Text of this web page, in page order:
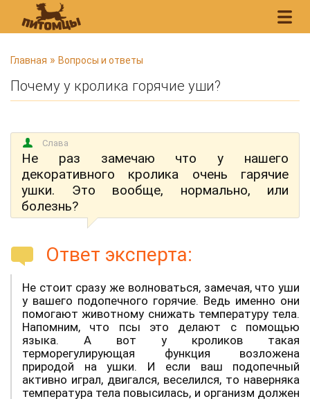
В
ы
з
е
Главная » Вопросы и ответы
Почему у кролика горячие уши?
Слава
Не раз замечаю что у нашего
декоративного кролика очень гарячие
ушки. Это вообще, нормально, или
болезнь?
Ответ эксперта:
Не стоит сразу же волноваться, замечая, что уши
у вашего подопечного горячие. Ведь именно они
помогают животному снижать температуру тела.
Напомним, что псы это делают с помощью
языка. А вот у кроликов такая
терморегулирующая функция возложена
природой на ушки. И если ваш подопечный
активно играл, двигался, веселился, то наверняка
температура тела повысилась, и организм должен